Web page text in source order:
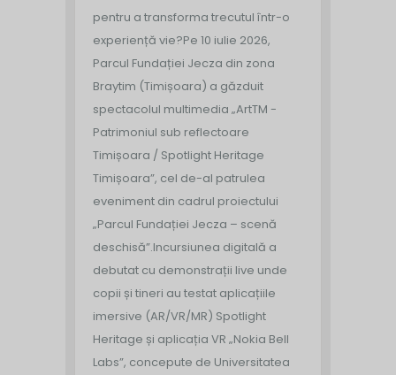
pentru a transforma trecutul într-o
experiență vie?Pe 10 iulie 2026,
Parcul Fundației Jecza din zona
Braytim (Timișoara) a găzduit
spectacolul multimedia „ArtTM -
Patrimoniul sub reflectoare
Timișoara / Spotlight Heritage
Timișoara”, cel de-al patrulea
eveniment din cadrul proiectului
„Parcul Fundației Jecza – scenă
deschisă”.Incursiunea digitală a
debutat cu demonstrații live unde
copii și tineri au testat aplicațiile
imersive (AR/VR/MR) Spotlight
Heritage și aplicația VR „Nokia Bell
Labs”, concepute de Universitatea